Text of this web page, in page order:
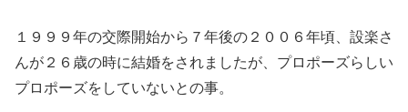
１９９９年の交際開始から７年後の２００６年頃、設楽さ
んが２６歳の時に結婚をされましたが、プロポーズらしい
プロポーズをしていないとの事。